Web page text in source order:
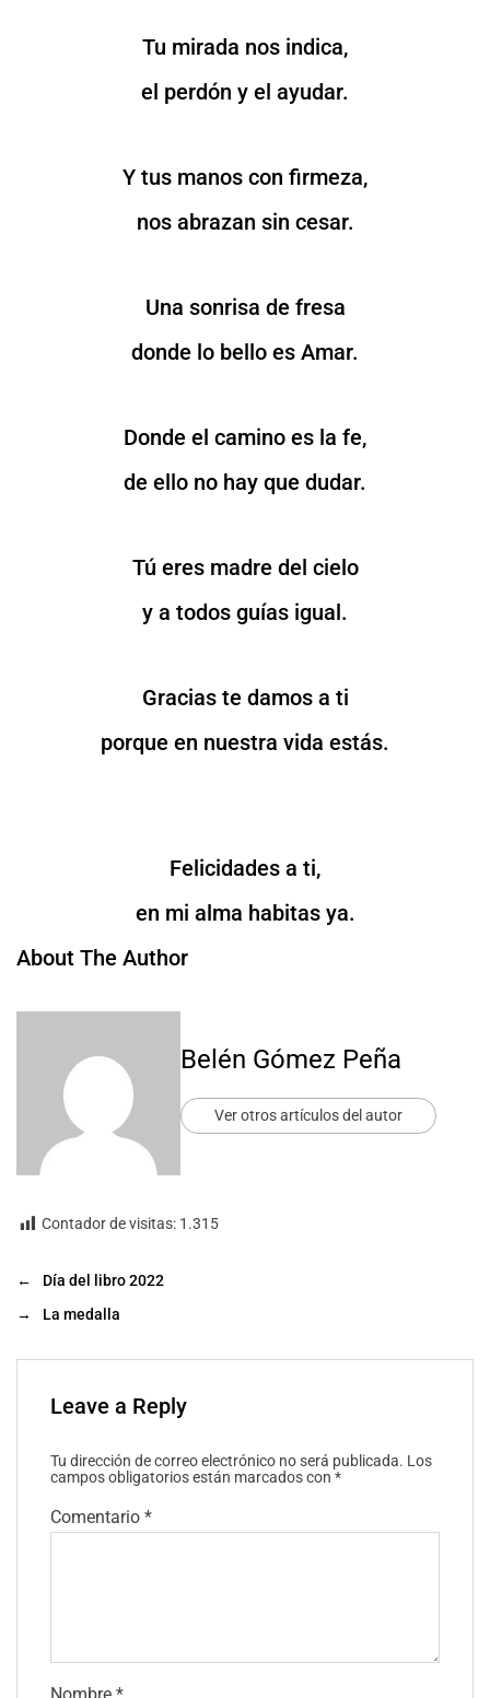
Tu mirada nos indica,
el perdón y el ayudar.
Y tus manos con firmeza,
nos abrazan sin cesar.
Una sonrisa de fresa
donde lo bello es Amar.
Donde el camino es la fe,
de ello no hay que dudar.
Tú eres madre del cielo
y a todos guías igual.
Gracias te damos a ti
porque en nuestra vida estás.
Felicidades a ti,
en mi alma habitas ya.
About The Author
Belén Gómez Peña
Ver otros artículos del autor
Contador de visitas: 1.315
←
Día del libro 2022
→
La medalla
Leave a Reply
Tu dirección de correo electrónico no será publicada. Los
campos obligatorios están marcados con *
Comentario *